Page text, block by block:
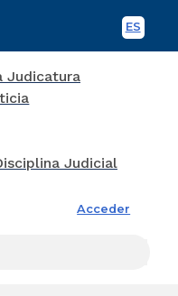
ES
Acceder